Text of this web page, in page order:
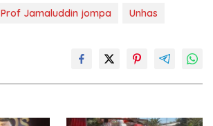
Prof Jamaluddin jompa Unhas